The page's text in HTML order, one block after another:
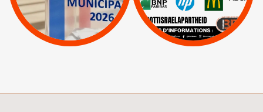
| Lettres d'interpellation
Pétitions
Sodastream |
Visuels, tracts,
affiches,...